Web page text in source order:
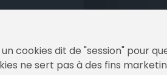
cookies dit de "session" pour
ne sert pas à des fins